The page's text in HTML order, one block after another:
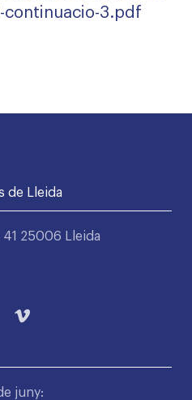
continuacio-3.pdf
de Lleida
41 25006 Lleida
juny: